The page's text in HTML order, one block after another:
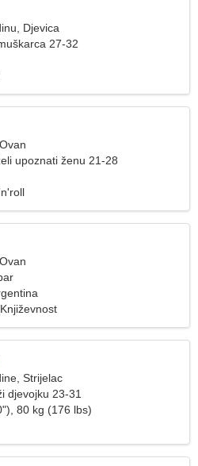
Djevica
27-32
upoznati ženu 21-28
Strijelac
djevojku 23-31
80 kg (176 lbs)